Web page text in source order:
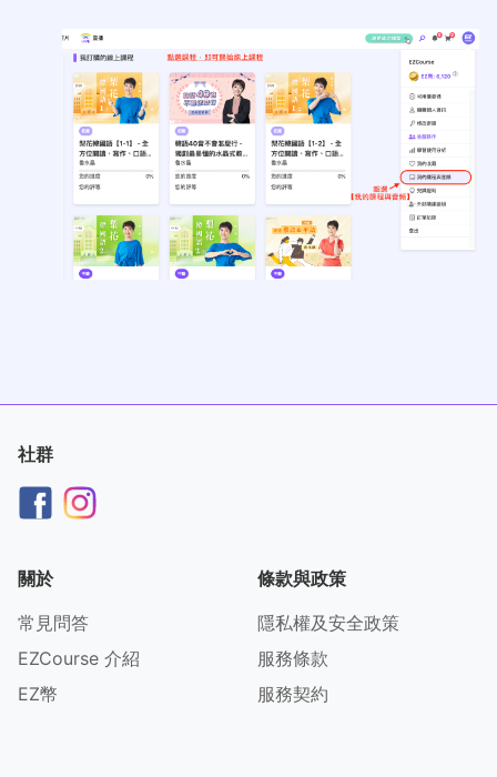
社群
關於
常見問答
EZCourse 介紹
EZ幣
條款與政策
隱私權及安全政策
服務條款
服務契約